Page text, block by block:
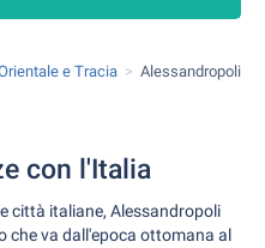
e Tracia Alessandropoli
con l'Italia
città italiane, Alessandropoli
che va dall'epoca ottomana al